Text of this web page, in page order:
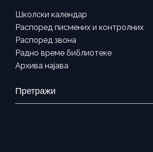
Школски календар
Распоред писмених и контролних
Распоред звона
Радно време библиотеке
Архива најава
Search
for: